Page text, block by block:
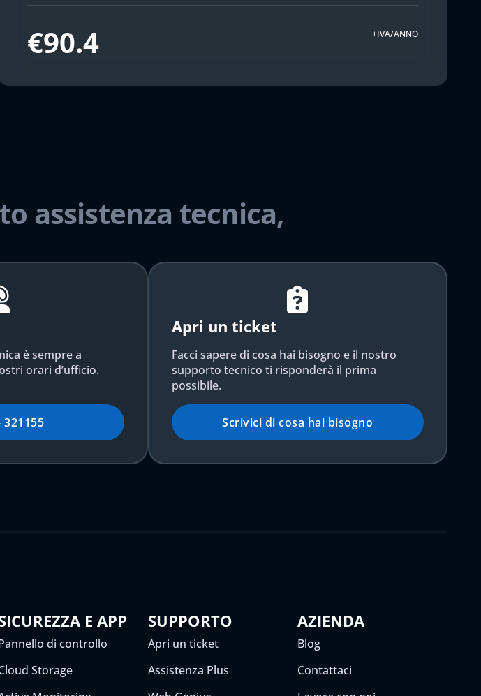
€90.4 +IVA/ANNO
assistenza tecnica,
è sempre a
orari d’ufficio.
321155
Apri un ticket
Facci sapere di cosa hai bisogno e il nostro
supporto tecnico ti risponderà il prima
possibile.
Scrivici di cosa hai bisogno
E APP
di controllo
Storage
SUPPORTO
Apri un ticket
Assistenza Plus
AZIENDA
Blog
Contattaci